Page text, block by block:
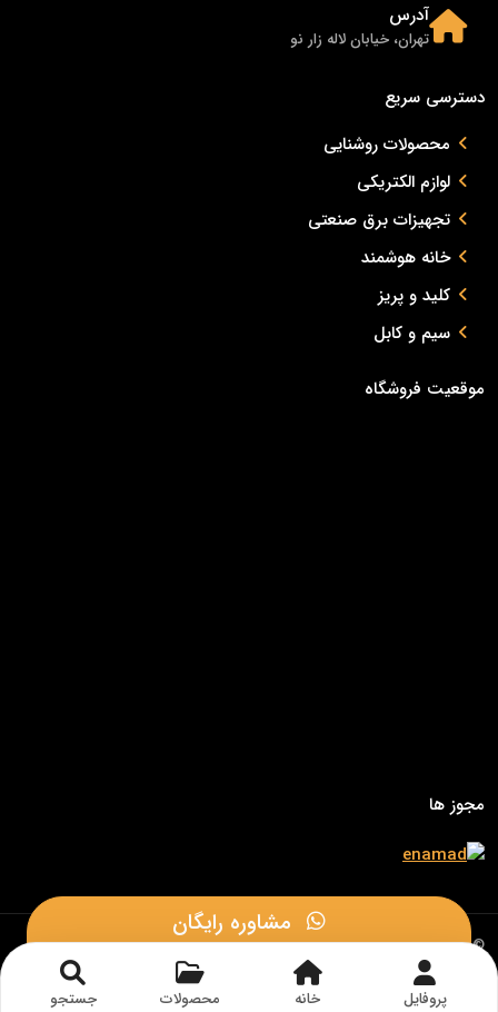
پروفایل خانه محصولات جستجو
مشاوره رایگان
مشاوره در بله
آدرس
تهران، خیابان لاله زار نو
دسترسی سریع
محصولات روشنایی
لوازم الکتریکی
تجهیزات برق صنعتی
خانه هوشمند
کلید و پریز
سیم و کابل
موقعیت فروشگاه
مجوز ها
© 1402 - تمامی حقوق این وب سایت متعلق به الکتروتاتمی باشد.
طراحی و توسعه توسط گروه طراحی وب سایت
داکا وب سایت